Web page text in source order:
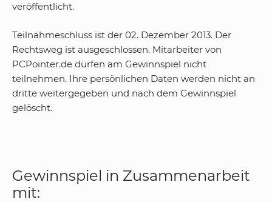
veröffentlicht.
Teilnahmeschluss ist der 02. Dezember 2013. Der
Rechtsweg ist ausgeschlossen. Mitarbeiter von
PCPointer.de dürfen am Gewinnspiel nicht
teilnehmen. Ihre persönlichen Daten werden nicht an
dritte weitergegeben und nach dem Gewinnspiel
gelöscht.
Gewinnspiel in Zusammenarbeit
mit: